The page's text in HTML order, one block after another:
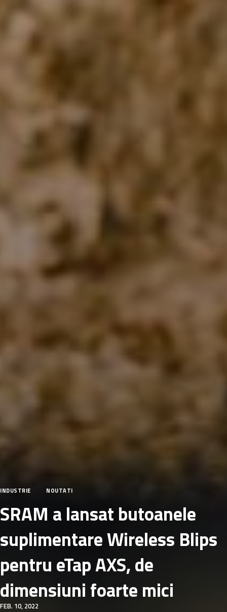
INDUSTRIE NOUTATI
SRAM a lansat butoanele
suplimentare Wireless Blips
pentru eTap AXS, de
dimensiuni foarte mici
FEB. 10, 2022